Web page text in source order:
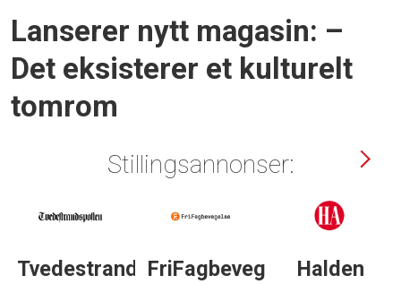
Lanserer nytt magasin: –
Det eksisterer et kulturelt
tomrom
Stillingsannonser:
TvedestrandspostenFriFagbevegelseHalden